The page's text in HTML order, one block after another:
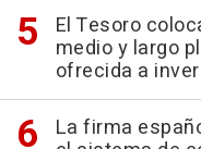
El Tesoro
medio y largo
ofrecida a
La firma